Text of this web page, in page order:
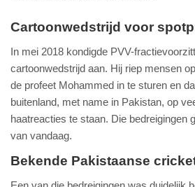
Cartoonwedstrijd voor
In mei 2018 kondigde PVV-
cartoonwedstrijd aan. Hij riep mensen
de profeet Mohammed in te sturen en
buitenland, met name in Pakistan, op
haatreacties te staan. Die bedreigingen
van vandaag.
Bekende Pakistaanse